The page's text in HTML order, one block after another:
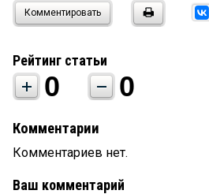
Комментировать
Рейтинг статьи
0 0
Комментарии
Комментариев нет.
Ваш комментарий